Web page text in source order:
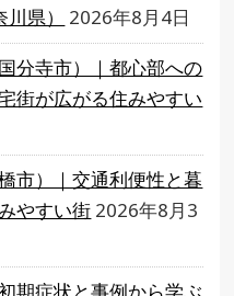
県）
2026年8月4日
分寺市）｜都心部への
街が広がる住みやすい
市）｜交通利便性と暮
やすい街 2026年8月3